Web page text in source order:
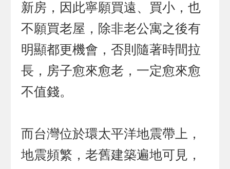
新房，因此寧願買遠、買小，也
不願買老屋，除非老公寓之後有
明顯都更機會，否則隨著時間拉
長，房子愈來愈老，一定愈來愈
不值錢。
而台灣位於環太平洋地震帶上，
地震頻繁，老舊建築遍地可見，